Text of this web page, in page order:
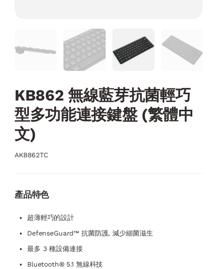
KB862 無線藍芽抗菌輕巧
型多功能連接鍵盤 (繁體中
文)
AKB862TC
產品特色
超薄輕巧的設計
DefenseGuard™ 抗菌防護, 減少細菌滋生
最多 3 種設備連接
Bluetooth® 5.1 無線科技